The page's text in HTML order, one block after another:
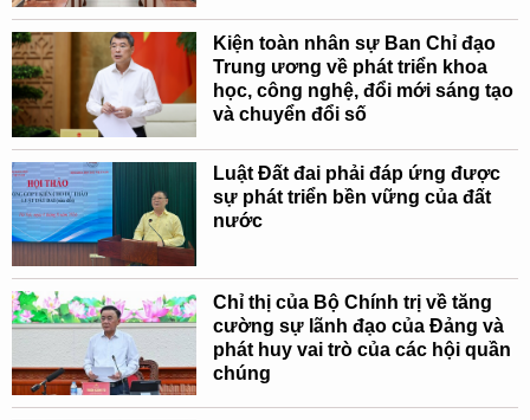
Kiện toàn nhân sự Ban Chỉ đạo
Trung ương về phát triển khoa
học, công nghệ, đổi mới sáng tạo
và chuyển đổi số
Luật Đất đai phải đáp ứng được
sự phát triển bền vững của đất
nước
Chỉ thị của Bộ Chính trị về tăng
cường sự lãnh đạo của Đảng và
phát huy vai trò của các hội quần
chúng